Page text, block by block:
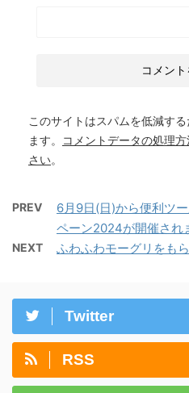
このサイトはスパムを低減す
ます。
コメントデータの処理
さい。
PREV
6月9日(日)から便利ツ
ペーン2024が開催され
NEXT ふわふわモーグリをも
Twitter
RSS